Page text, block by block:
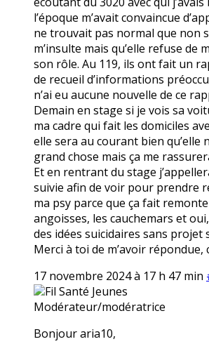
l’époque m’avait convaincue
ne trouvait pas normal que non
m’insulte mais qu’elle refuse de
son rôle. Au 119, ils ont fait un
de recueil d’informations
n’ai eu aucune nouvelle de ce
Demain en stage si je vois sa
ma cadre qui fait les domiciles
elle sera au courant bien qu’elle
grand chose mais ça me
Et en rentrant du stage
suivie afin de voir pour prendre
ma psy parce que ça fait
angoisses, les cauchemars et
des idées suicidaires sans projet
Merci à toi de m’avoir répondue,
17 novembre 2024 à 17 h 47 min
Fil Santé Jeunes
Modérateur/modératrice
Bonjour aria10,